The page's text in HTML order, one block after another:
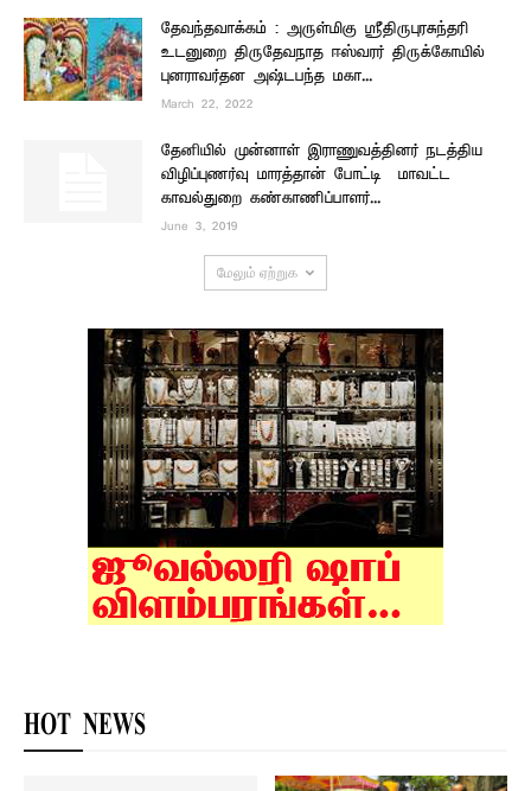
தேவந்தவாக்கம் : அருள்மிகு ஸ்ரீதிருபுரசுந்தரி
உடனுறை திருதேவநாத ஈஸ்வரர் திருக்கோயில்
புனராவர்தன அஷ்டபந்த மகா...
March 22, 2022
தேனியில் முன்னாள் இராணுவத்தினர் நடத்திய
விழிப்புணர்வு மாரத்தான் போட்டி – மாவட்ட
காவல்துறை கண்காணிப்பாளர்...
June 3, 2019
மேலும் ஏற்றுக
HOT NEWS